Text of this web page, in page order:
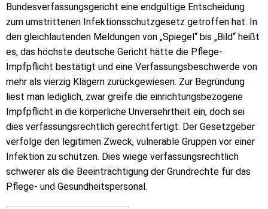
Bundesverfassungsgericht eine endgültige Entscheidung
zum umstrittenen Infektionsschutzgesetz getroffen hat. In
den gleichlautenden Meldungen von „Spiegel“ bis „Bild“ heißt
es, das höchste deutsche Gericht hätte die Pflege-
Impfpflicht bestätigt und eine Verfassungsbeschwerde von
mehr als vierzig Klägern zurückgewiesen. Zur Begründung
liest man lediglich, zwar greife die einrichtungsbezogene
Impfpflicht in die körperliche Unversehrtheit ein, doch sei
dies verfassungsrechtlich gerechtfertigt. Der Gesetzgeber
verfolge den legitimen Zweck, vulnerable Gruppen vor einer
Infektion zu schützen. Dies wiege verfassungsrechtlich
schwerer als die Beeinträchtigung der Grundrechte für das
Pflege- und Gesundheitspersonal.